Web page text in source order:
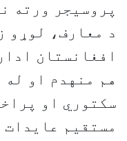
پروسیجر ورته
د معارف، لوړو
افغانستان
هم منهدم او له
سکتوري او
مستقیم عایدات